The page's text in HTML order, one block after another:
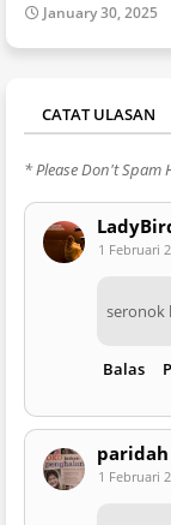
January 30, 2025
CATAT ULASAN
* Please Don't Spam
1 Februari
seronok
Balas
paridah
1 Februari